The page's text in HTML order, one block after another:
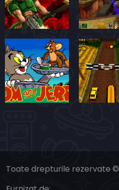
Toate drepturile rezervate ©